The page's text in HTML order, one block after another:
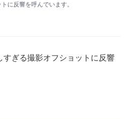
に反響を呼んでいます。
ぎる撮影オフショットに反響